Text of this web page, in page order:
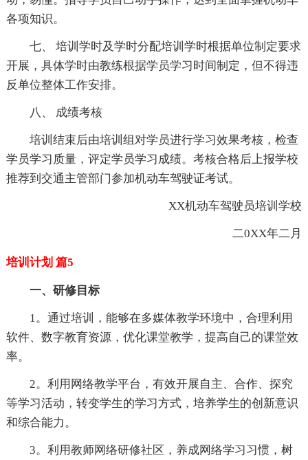
各项知识。
七、 培训学时及学时分配培训学时根据单位制定要求
开展，具体学时由教练根据学员学习时间制定，但不得违
反单位整体工作安排。
八、 成绩考核
培训结束后由培训组对学员进行学习效果考核，检查
学员学习质量，评定学员学习成绩。考核合格后上报学校
推荐到交通主管部门参加机动车驾驶证考试。
XX机动车驾驶员培训学校
二0XX年二月
培训计划 篇5
一、研修目标
1。通过培训，能够在多媒体教学环境中，合理利用
软件、数字教育资源，优化课堂教学，提高自己的课堂效
率。
2。利用网络教学平台，有效开展自主、合作、探究
等学习活动，转变学生的学习方式，培养学生的创新意识
和综合能力。
3。利用教师网络研修社区，养成网络学习习惯，树